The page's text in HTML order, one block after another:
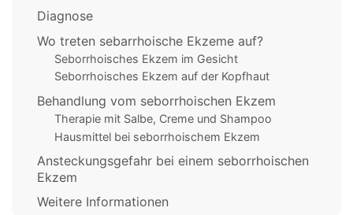
Diagnose
Wo treten sebarrhoische Ekzeme auf?
Seborrhoisches Ekzem im Gesicht
Seborrhoisches Ekzem auf der Kopfhaut
Behandlung vom seborrhoischen Ekzem
Therapie mit Salbe, Creme und Shampoo
Hausmittel bei seborrhoischem Ekzem
Ansteckungsgefahr bei einem seborrhoischen
Ekzem
Weitere Informationen